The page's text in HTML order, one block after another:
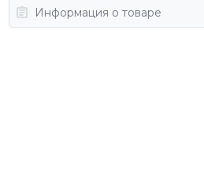
Информация о товаре